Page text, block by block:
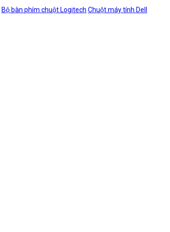
Bộ bàn phím chuột Logitech Chuột máy tính Dell